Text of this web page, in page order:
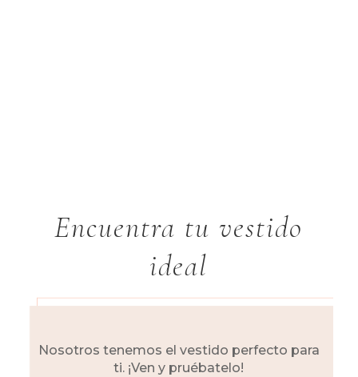
Encuentra tu vestido
ideal
Nosotros tenemos el vestido perfecto para
ti. ¡Ven y pruébatelo!